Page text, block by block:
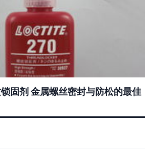
固剂 金属螺丝密封与防松的最佳